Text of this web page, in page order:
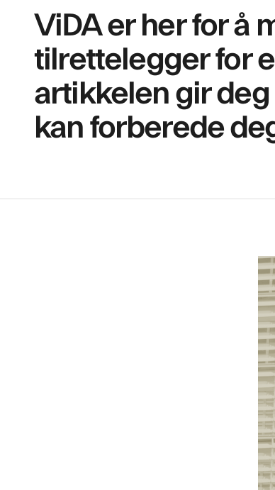
ViDA er her for å
tilrettelegger for
artikkelen gir
kan forberede